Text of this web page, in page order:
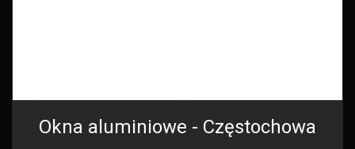
Okna aluminiowe - Częstochowa